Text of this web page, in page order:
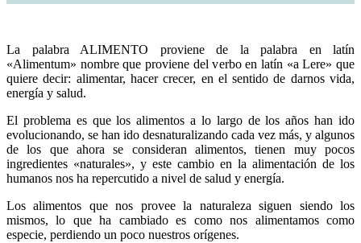
La palabra ALIMENTO proviene de la palabra en latín
«Alimentum» nombre que proviene del verbo en latín «a Lere» que
quiere decir: alimentar, hacer crecer, en el sentido de darnos vida,
energía y salud.
El problema es que los alimentos a lo largo de los años han ido
evolucionando, se han ido desnaturalizando cada vez más, y algunos
de los que ahora se consideran alimentos, tienen muy pocos
ingredientes «naturales», y este cambio en la alimentación de los
humanos nos ha repercutido a nivel de salud y energía.
Los alimentos que nos provee la naturaleza siguen siendo los
mismos, lo que ha cambiado es como nos alimentamos como
especie, perdiendo un poco nuestros orígenes.